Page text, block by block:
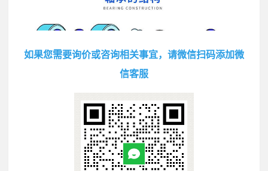
如果您需要询价或咨询相关事宜，请微信扫码添加微
信客服